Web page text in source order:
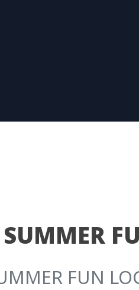
FUN